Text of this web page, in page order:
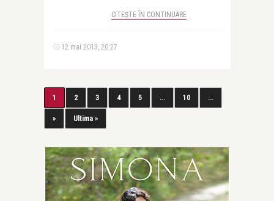
CITEȘTE ÎN CONTINUARE
12 mai 2013, 20:27
1 2 3 4 5 ... 10 ...
» Ultima »